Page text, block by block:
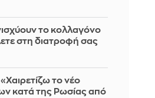
το κολλαγόνο
στη διατροφή σας
το νέο
κατά της Ρωσίας από